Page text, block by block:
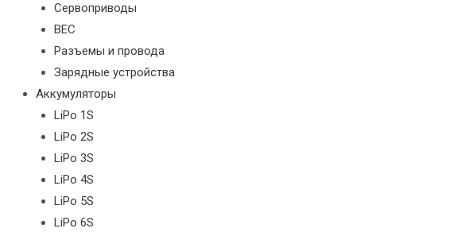
Сервоприводы
BEC
Разъемы и провода
Зарядные устройства
Аккумуляторы
LiPo 1S
LiPo 2S
LiPo 3S
LiPo 4S
LiPo 5S
LiPo 6S